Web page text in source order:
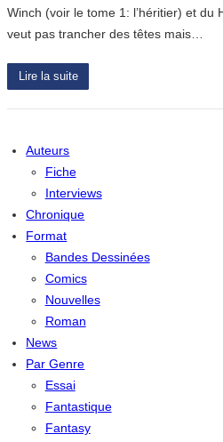
Winch (voir le tome 1: l’héritier) et du
veut pas trancher des têtes mais…
Lire la suite
Auteurs
Fiche
Interviews
Chronique
Format
Bandes Dessinées
Comics
Nouvelles
Roman
News
Par Genre
Essai
Fantastique
Fantasy